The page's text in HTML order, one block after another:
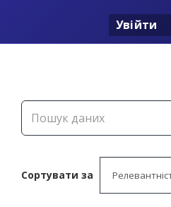
Увійти
Сортувати за